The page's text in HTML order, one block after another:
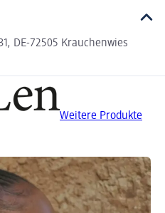
DE-72505 Krauchenwies
Weitere Produkte